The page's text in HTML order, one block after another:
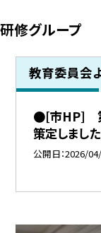
研修グループ
教育委員会
●[市HP] 第
策定しました
公開日 2026/